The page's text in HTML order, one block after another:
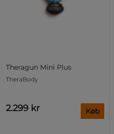
Theragun Mini Plus
TheraBody
2.299 kr Køb